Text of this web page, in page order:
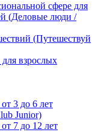
сфере для
(Деловые люди /
(Путешествуй
взрослых
3 до 6 лет
Junior)
7 до 12 лет